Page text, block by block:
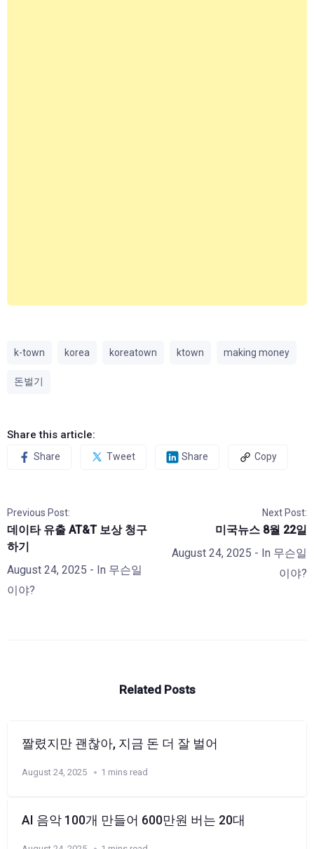
k-town korea koreatown ktown making money
돈벌기
Share this article:
Share Tweet Share Copy
Previous Post:
데이타 유출 AT&T 보상 청구
하기
August 24, 2025 - In 무슨일
이야?
Next Post:
미국뉴스 8월 22일
August 24, 2025 - In 무슨일
이야?
Related Posts
짤렸지만 괜찮아, 지금 돈 더 잘 벌어
August 24, 2025 1 mins read
AI 음악 100개 만들어 600만원 버는 20대